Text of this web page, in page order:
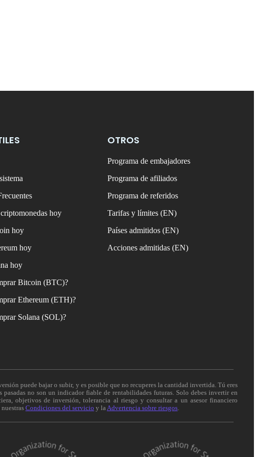
hoy
hoy
hoy
hoy
Bitcoin (BTC)?
Ethereum (ETH)?
Solana (SOL)?
OTROS
Programa de embajadores
Programa de afiliados
Programa de referidos
Tarifas y límites (EN)
Países admitidos (EN)
Acciones admitidas (EN)
puede bajar o subir, y es posible que no recuperes la cantidad invertida. Tú eres
no son un indicador fiable de rentabilidades futuras. Solo debes invertir en
objetivos de inversión, tolerancia al riesgo y consultar a un asesor financiero
Condiciones del servicio y la Advertencia sobre riesgos